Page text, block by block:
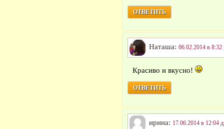
ОТВЕТИТЬ
Наташа: 06.02.2014 в 8:32
Красиво и вкусно!
ОТВЕТИТЬ
ирина: 17.06.2014 в 12:04